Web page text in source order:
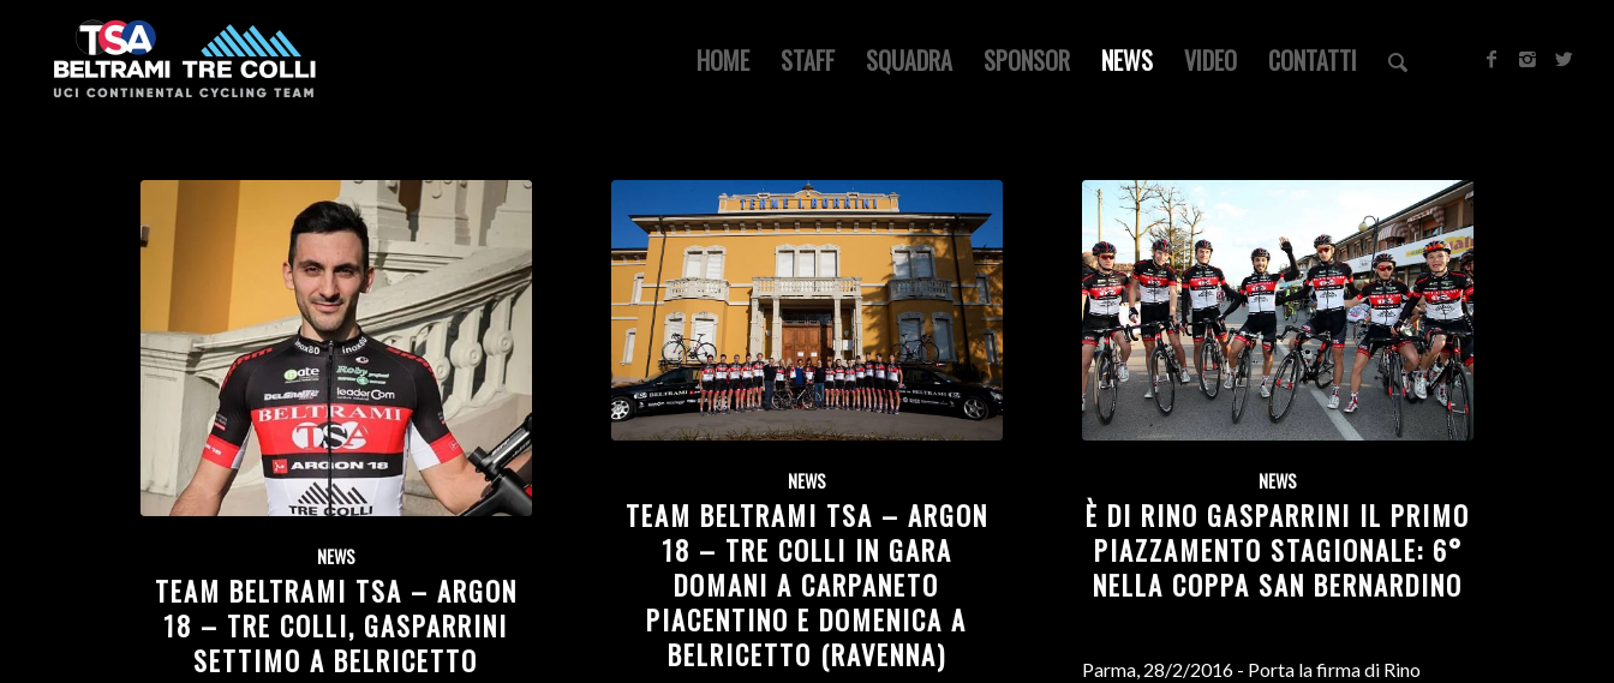
HOME STAFF SQUADRA SPONSOR NEWS VIDEO CONTATTI
NEWS
TEAM BELTRAMI TSA – ARGON
18 – TRE COLLI, GASPARRINI
SETTIMO A BELRICETTO
NEWS
TEAM BELTRAMI TSA – ARGON
18 – TRE COLLI IN GARA
DOMANI A CARPANETO
PIACENTINO E DOMENICA A
BELRICETTO (RAVENNA)
NEWS
È DI RINO GASPARRINI IL PRIMO
PIAZZAMENTO STAGIONALE: 6°
NELLA COPPA SAN BERNARDINO
Parma, 28/2/2016 - Porta la firma di Rino